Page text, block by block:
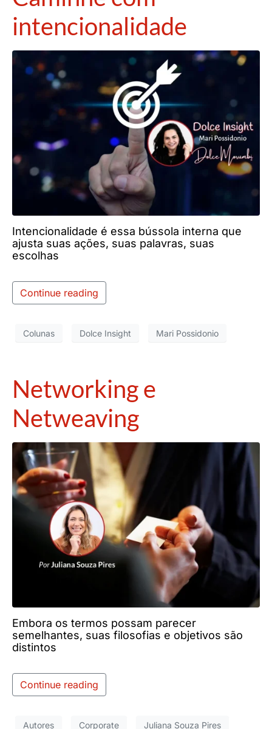
intencionalidade
Intencionalidade é essa bússola interna que
ajusta suas ações, suas palavras, suas
escolhas
Continue reading
Colunas Dolce Insight Mari Possidonio
Networking e
Netweaving
Embora os termos possam parecer
semelhantes, suas filosofias e objetivos são
distintos
Continue reading
Autores Corporate Juliana Souza Pires